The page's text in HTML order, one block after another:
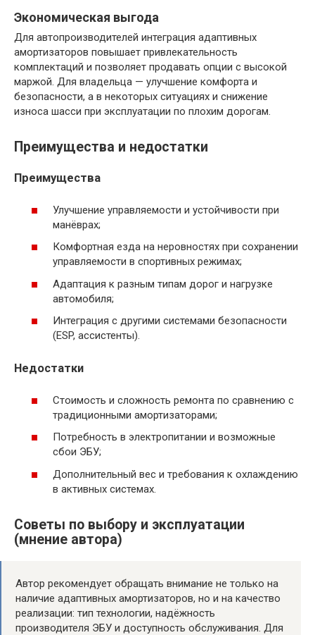
Экономическая выгода
Для автопроизводителей интеграция адаптивных
амортизаторов повышает привлекательность
комплектаций и позволяет продавать опции с высокой
маржой. Для владельца — улучшение комфорта и
безопасности, а в некоторых ситуациях и снижение
износа шасси при эксплуатации по плохим дорогам.
Преимущества и недостатки
Преимущества
Улучшение управляемости и устойчивости при
манёврах;
Комфортная езда на неровностях при сохранении
управляемости в спортивных режимах;
Адаптация к разным типам дорог и нагрузке
автомобиля;
Интеграция с другими системами безопасности
(ESP, ассистенты).
Недостатки
Стоимость и сложность ремонта по сравнению с
традиционными амортизаторами;
Потребность в электропитании и возможные
сбои ЭБУ;
Дополнительный вес и требования к охлаждению
в активных системах.
Советы по выбору и эксплуатации
(мнение автора)
Автор рекомендует обращать внимание не только на
наличие адаптивных амортизаторов, но и на качество
реализации: тип технологии, надёжность
производителя ЭБУ и доступность обслуживания. Для